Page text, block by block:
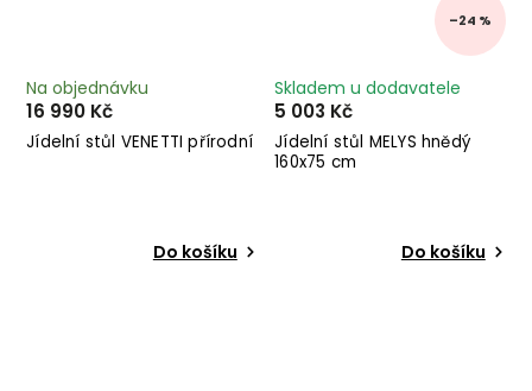
Jídelní stůl VENETTI přírodní
Na objednávku
16 990 Kč
Do košíku
–24 %
Jídelní stůl MELYS hnědý
160x75 cm
Skladem u dodavatele
5 003 Kč
Do košíku